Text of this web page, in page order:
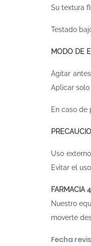
Su textura
Testado
MODO DE
Agitar
Aplicar
En caso de
Uso
Evitar el
FARMACIA
Nuestro
moverte
Fecha